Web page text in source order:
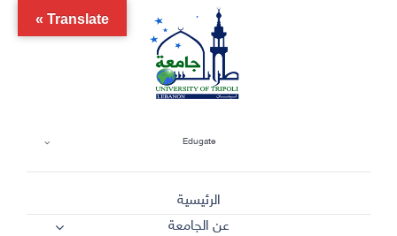
Edugate
الرئيسية
عن الجامعة
Translate »